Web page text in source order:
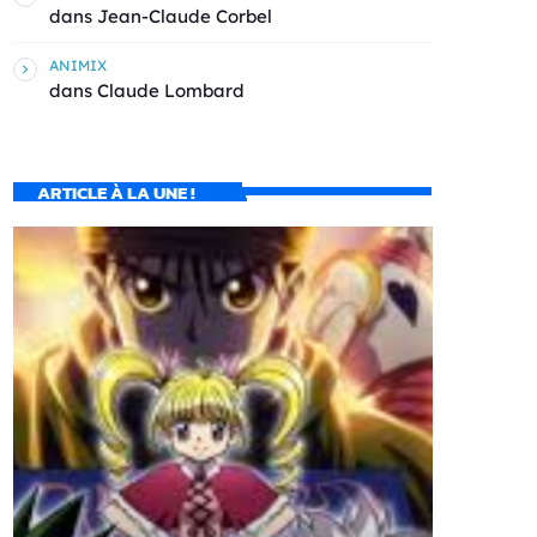
dans Jean-Claude Corbel
ANIMIX
dans Claude Lombard
ARTICLE À LA UNE !